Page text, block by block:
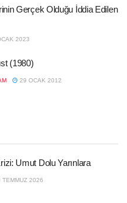
Gerçek Olduğu İddia Edilen
2023
(1980)
29 OCAK 2012
Umut Dolu Yarınlara
TEMMUZ 2026